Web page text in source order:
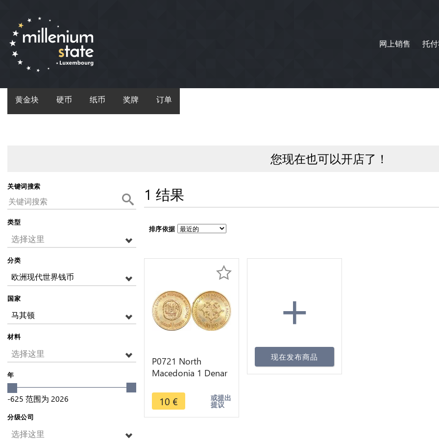
网上销售 托
黄金块 硬币 纸币 奖牌 订单
您现在也可以开店了！
关键词搜索
类型
选择这里
分类
欧洲现代世界钱币
国家
马其顿
材料
选择这里
年
-625 范围为 2026
分级公司
选择这里
1 结果
排序依据
P0721 North
Macedonia 1 Denar
Christianity UNC -
>Make offer
10 € 或提出
提议
+
现在发布商品